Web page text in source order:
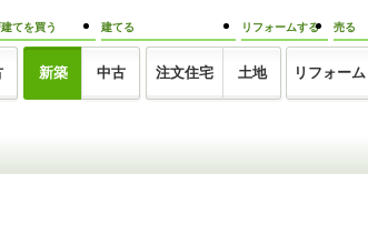
てを買う
新築 中古
建てる
注文住宅 土地
リフォームする
リフォーム
売る